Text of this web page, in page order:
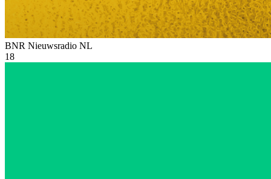
BNR Nieuwsradio NL
18